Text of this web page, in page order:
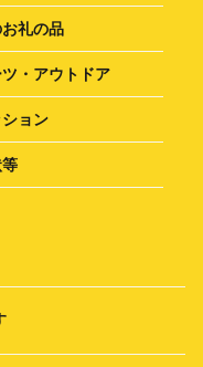
礼の品
ツ・アウトドア
ョン